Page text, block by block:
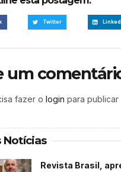
Twitter
um
fazer o login para publicar
Notícias
Revista Brasil,